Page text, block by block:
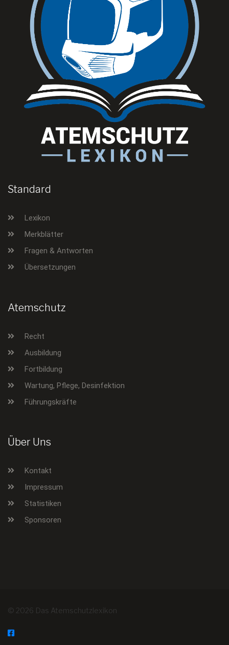
Standard
Lexikon
Merkblätter
Fragen & Antworten
Übersetzungen
Atemschutz
Recht
Ausbildung
Fortbildung
Wartung, Pflege, Desinfektion
Führungskräfte
Über Uns
Kontakt
Impressum
Statistiken
Sponsoren
© 2026 Das Atemschutzlexikon